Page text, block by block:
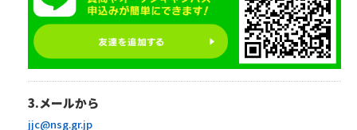
3.メールから
jjc@nsg.gr.jp